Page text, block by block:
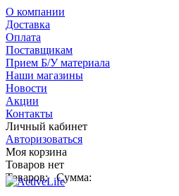
О компании
Доставка
Оплата
Поставщикам
Прием Б/У материала
Наши магазины
Новости
Акции
Контакты
Личный кабинет
Авторизоваться
Моя корзина
Товаров нет
Товаров: Сумма: